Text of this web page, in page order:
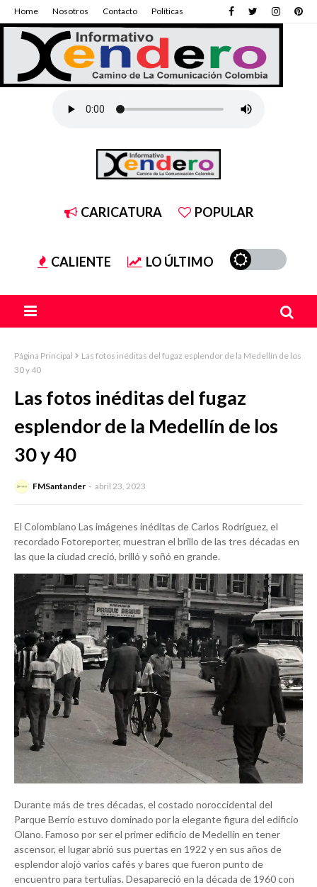
Home Nosotros Contacto Políticas
CARICATURA POPULAR
CALIENTE LO ÚLTIMO
Página Principal
Las fotos inéditas del fugaz esplendor de la Medellín de los
30 y 40
Las fotos inéditas del fugaz
esplendor de la Medellín de los
30 y 40
FMSantander abril 23, 2023
El Colombiano Las imágenes inéditas de Carlos Rodríguez, el
recordado Fotoreporter, muestran el brillo de las tres décadas en
las que la ciudad creció, brilló y soñó en grande.
Durante más de tres décadas, el costado noroccidental del
Parque Berrío estuvo dominado por la elegante figura del edificio
Olano. Famoso por ser el primer edificio de Medellín en tener
ascensor, el lugar abrió sus puertas en 1922 y en sus años de
esplendor alojó varios cafés y bares que fueron punto de
encuentro para tertulias. Desapareció en la década de 1960 con